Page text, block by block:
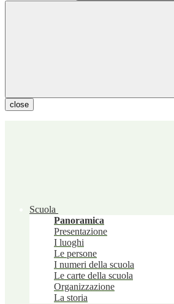
close
Scuola
Panoramica
Presentazione
I luoghi
Le persone
I numeri della scuola
Le carte della scuola
Organizzazione
La storia